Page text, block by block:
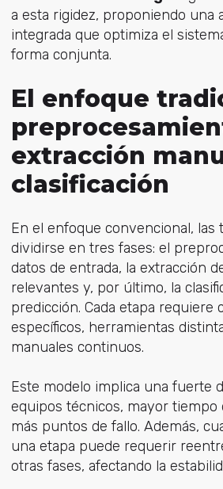
a esta rigidez, proponiendo una
integrada que optimiza el
forma conjunta.
El enfoque
extracción
clasificación
En el enfoque convencional, las
dividirse en tres fases: el
datos de entrada, la extracción
relevantes y, por último, la
predicción. Cada etapa requiere
específicos, herramientas
manuales continuos.
Este modelo implica una fuerte
equipos técnicos, mayor tiempo
más puntos de fallo. Además,
una etapa puede requerir
otras fases, afectando la